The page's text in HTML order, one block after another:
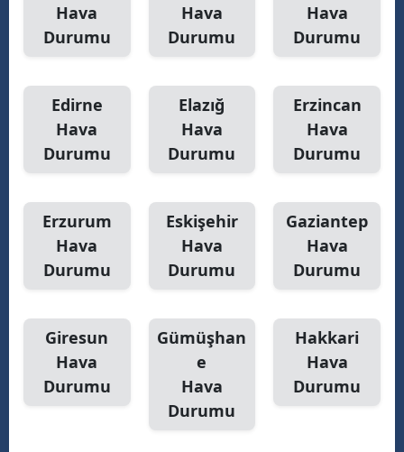
Hava
Durumu
Hava
Durumu
Hava
Durumu
Edirne
Hava
Durumu
Elazığ
Hava
Durumu
Erzincan
Hava
Durumu
Erzurum
Hava
Durumu
Eskişehir
Hava
Durumu
Gaziantep
Hava
Durumu
Giresun
Hava
Durumu
Gümüşhan
e
Hava
Durumu
Hakkari
Hava
Durumu